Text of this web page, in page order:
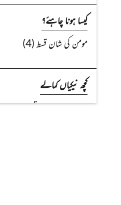
کیسا ہونا چاہئے؟
مومن کی شان قسط (4)
کچھ نیکیاں کمالے
جنت واجب ہو جاتی ہے (قسط:1)